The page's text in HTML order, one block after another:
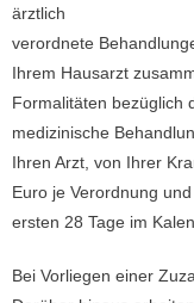
ärztlich
verordnete
Ihrem Hausarzt
Formalitäten bezüglich
medizinische
Ihren Arzt, von Ihrer
Euro je Verordnung
ersten 28 Tage im
Bei Vorliegen einer